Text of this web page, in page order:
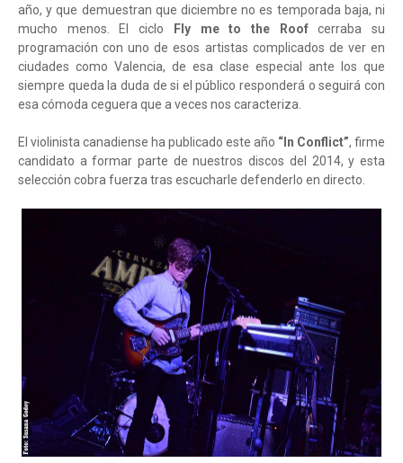
año, y que demuestran que diciembre no es temporada baja, ni
mucho menos. El ciclo
Fly me to the Roofcerraba su
programación con uno de esos artistas complicados de ver en
ciudades como Valencia, de esa clase especial ante los que
siempre queda la duda de si el público responderá o seguirá con
esa cómoda ceguera que a veces nos caracteriza.
El violinista canadiense ha publicado este año “In Conflict”, firme
candidato a formar parte de nuestros discos del 2014, y esta
selección cobra fuerza tras escucharle defenderlo en directo.